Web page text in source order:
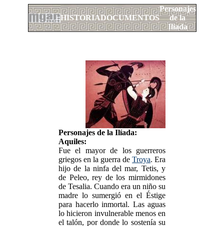
HISTORIADOCUMENTOS
Personajes
de la
Ilíada
Personajes de la Ilíada:
Aquiles:
Fue el mayor de los guerreros
griegos en la guerra de Troya. Era
hijo de la ninfa del mar, Tetis, y
de Peleo, rey de los mirmidones
de Tesalia. Cuando era un niño su
madre lo sumergió en el Éstige
para hacerlo inmortal. Las aguas
lo hicieron invulnerable menos en
el talón, por donde lo sostenía su